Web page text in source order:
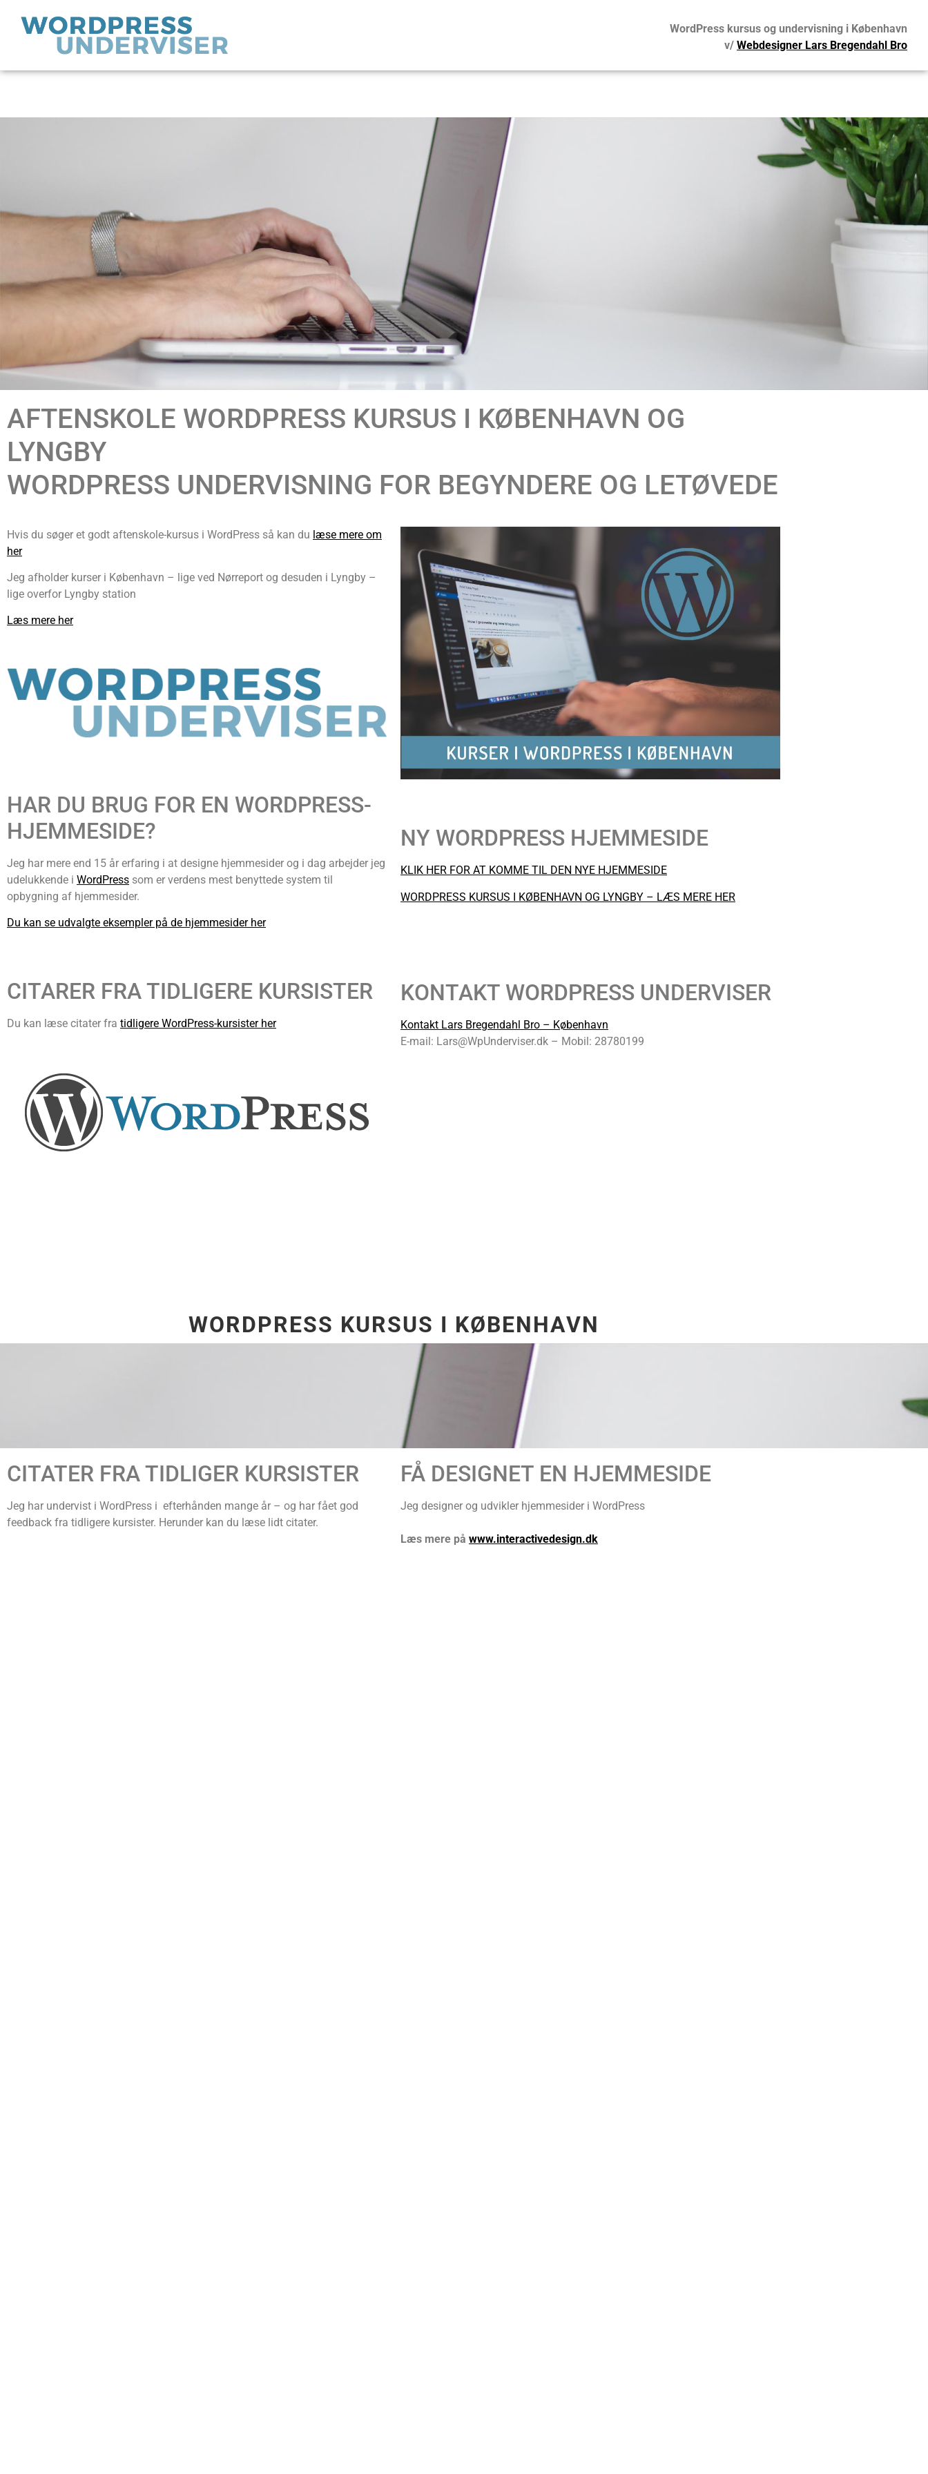
WordPress kursus og undervisning i København
v/ Webdesigner Lars Bregendahl Bro
AFTENSKOLE WORDPRESS KURSUS I KØBENHAVN OG
LYNGBY
WORDPRESS UNDERVISNING FOR BEGYNDERE OG LETØVEDE
Hvis du søger et godt aftenskole-kursus i WordPress så kan du læse mere om
her
Jeg afholder kurser i København – lige ved Nørreport og desuden i Lyngby –
lige overfor Lyngby station
Læs mere her
HAR DU BRUG FOR EN WORDPRESS-
HJEMMESIDE?
Jeg har mere end 15 år erfaring i at designe hjemmesider og i dag arbejder jeg
udelukkende i WordPress som er verdens mest benyttede system til
opbygning af hjemmesider.
Du kan se udvalgte eksempler på de hjemmesider her
CITARER FRA TIDLIGERE KURSISTER
Du kan læse citater fra tidligere WordPress-kursister her
NY WORDPRESS HJEMMESIDE
KLIK HER FOR AT KOMME TIL DEN NYE HJEMMESIDE
WORDPRESS KURSUS I KØBENHAVN OG LYNGBY – LÆS MERE HER
KONTAKT WORDPRESS UNDERVISER
Kontakt Lars Bregendahl Bro – København
E-mail: Lars@WpUnderviser.dk – Mobil: 28780199
WORDPRESS KURSUS I KØBENHAVN
CITATER FRA TIDLIGER KURSISTER
Jeg har undervist i WordPress i efterhånden mange år – og har fået god
feedback fra tidligere kursister. Herunder kan du læse lidt citater.
FÅ DESIGNET EN HJEMMESIDE
Jeg designer og udvikler hjemmesider i WordPress
Læs mere på www.interactivedesign.dk